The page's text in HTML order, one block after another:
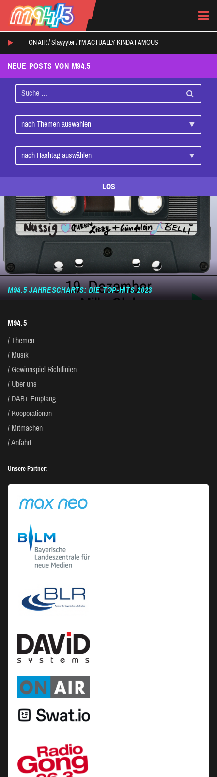
ON AIR / Slayyyter / I'M ACTUALLY KINDA FAMOUS
NEUE POSTS VON M94.5
LOS
M94.5 JAHRESCHARTS: DIE TOP-HITS 2023
M94.5
Themen
Musik
Gewinnspiel-Richtlinien
Über uns
DAB+ Empfang
Kooperationen
Mitmachen
Anfahrt
Unsere Partner: